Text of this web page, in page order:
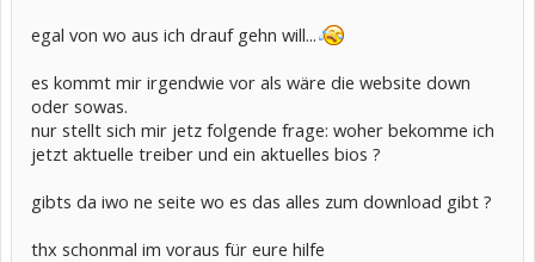
egal von wo aus ich drauf gehn will...
es kommt mir irgendwie vor als wäre die website down
oder sowas.
nur stellt sich mir jetz folgende frage: woher bekomme ich
jetzt aktuelle treiber und ein aktuelles bios ?
gibts da iwo ne seite wo es das alles zum download gibt ?
thx schonmal im voraus für eure hilfe